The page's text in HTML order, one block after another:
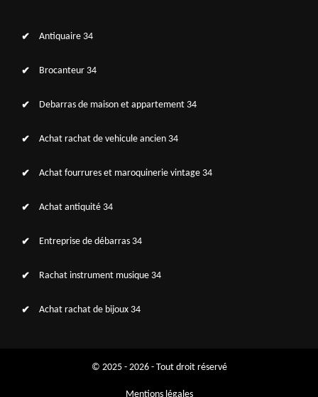
Antiquaire 34
Brocanteur 34
Debarras de maison et appartement 34
Achat rachat de vehicule ancien 34
Achat fourrures et maroquinerie vintage 34
Achat antiquité 34
Entreprise de débarras 34
Rachat instrument musique 34
Achat rachat de bijoux 34
© 2025 - 2026 - Tout droit réservé
Mentions légales